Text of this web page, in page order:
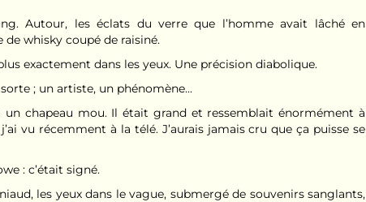
Autour, les éclats du verre que l’homme avait lâché en
whisky coupé de raisiné.
exactement dans les yeux. Une précision diabolique.
; un artiste, un phénomène...
chapeau mou. Il était grand et ressemblait énormément à
vu récemment à la télé. J’aurais jamais cru que ça puisse se
: c’était signé.
les yeux dans le vague, submergé de souvenirs sanglants,